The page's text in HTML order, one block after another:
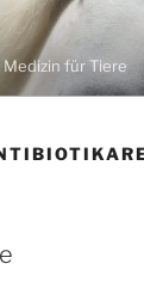
für Tiere